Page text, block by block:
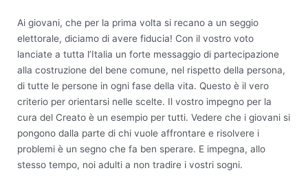
Ai giovani, che per la prima volta si recano a un seggio
elettorale, diciamo di avere fiducia! Con il vostro voto
lanciate a tutta l’Italia un forte messaggio di partecipazione
alla costruzione del bene comune, nel rispetto della persona,
di tutte le persone in ogni fase della vita. Questo è il vero
criterio per orientarsi nelle scelte. Il vostro impegno per la
cura del Creato è un esempio per tutti. Vedere che i giovani si
pongono dalla parte di chi vuole affrontare e risolvere i
problemi è un segno che fa ben sperare. E impegna, allo
stesso tempo, noi adulti a non tradire i vostri sogni.